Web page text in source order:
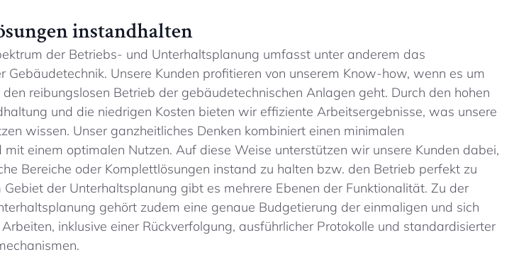
instandhalten
der Betriebs- und Unterhaltsplanung umfasst unter anderem das
Gebäudetechnik. Unsere Kunden profitieren von unserem Know-how, wenn es um
reibungslosen Betrieb der gebäudetechnischen Anlagen geht. Durch den hohen
und die niedrigen Kosten bieten wir effiziente Arbeitsergebnisse, was unsere
wissen. Unser ganzheitliches Denken kombiniert einen minimalen
einem optimalen Nutzen. Auf diese Weise unterstützen wir unsere Kunden dabei,
Bereiche oder Komplettlösungen instand zu halten bzw. den Betrieb perfekt zu
der Unterhaltsplanung gibt es mehrere Ebenen der Funktionalität. Zu der
gehört zudem eine genaue Budgetierung der einmaligen und sich
inklusive einer Rückverfolgung, ausführlicher Protokolle und standardisierter